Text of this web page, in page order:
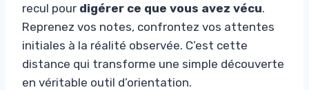
recul pour digérer ce que vous avez vécu.
Reprenez vos notes, confrontez vos attentes
initiales à la réalité observée. C’est cette
distance qui transforme une simple découverte
en véritable outil d’orientation.